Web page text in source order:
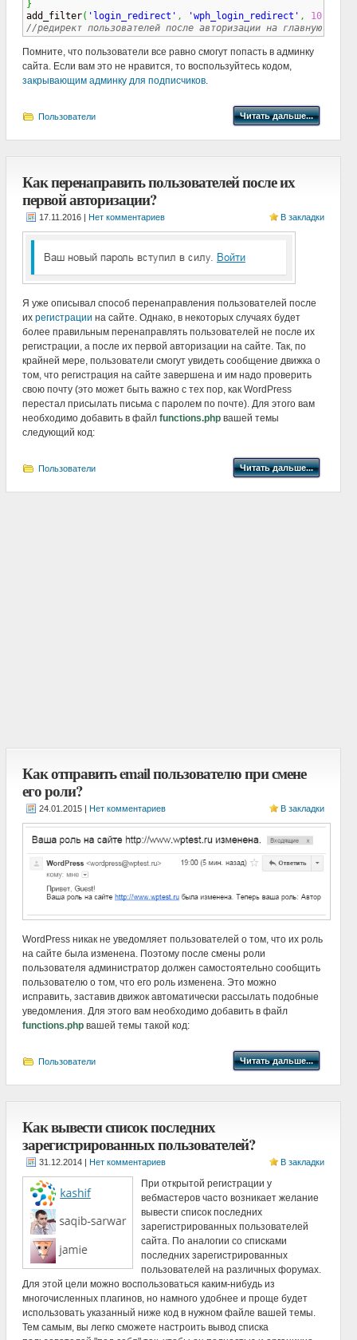
}
add_filter( 'login_redirect' , 'wph_login_redirect' , 10,
//редирект пользователей после авторизации на главную end
Помните, что пользователи все равно смогут попасть в админку
сайта. Если вам это не нравится, то воспользуйтесь кодом,
закрывающим админку для подписчиков.
Читать дальше...
Пользователи
Как перенаправить пользователей после их
первой авторизации?
| Нет комментариев В закладки
Я уже описывал способ перенаправления пользователей после
их регистрации на сайте. Однако, в некоторых случаях будет
более правильным перенаправлять пользователей не после их
регистрации, а после их первой авторизации на сайте. Так, по
крайней мере, пользователи смогут увидеть сообщение движка о
том, что регистрация на сайте завершена и им надо проверить
свою почту (это может быть важно с тех пор, как WordPress
перестал присылать письма с паролем по почте). Для этого вам
необходимо добавить в файл functions.phpвашей темы
следующий код:
Читать дальше...
Пользователи
Как отправить email пользователю при смене
его роли?
| Нет комментариев В закладки
WordPress никак не уведомляет пользователей о том, что их роль
на сайте была изменена. Поэтому после смены роли
пользователя администратор должен самостоятельно сообщить
пользователю о том, что его роль изменена. Это можно
исправить, заставив движок автоматически рассылать подобные
уведомления. Для этого вам необходимо добавить в файл
functions.phpвашей темы такой код:
Читать дальше...
Пользователи
Как вывести список последних
зарегистрированных пользователей?
| Нет комментариев В закладки
При открытой регистрации у
вебмастеров часто возникает желание
вывести список последних
зарегистрированных пользователей
сайта. По аналогии со списками
последних зарегистрированных
пользователей на различных форумах.
Для этой цели можно воспользоваться каким-нибудь из
многочисленных плагинов, но намного удобнее и проще будет
использовать указанный ниже код в нужном файле вашей темы.
Тем самым, вы легко сможете настроить вывод списка